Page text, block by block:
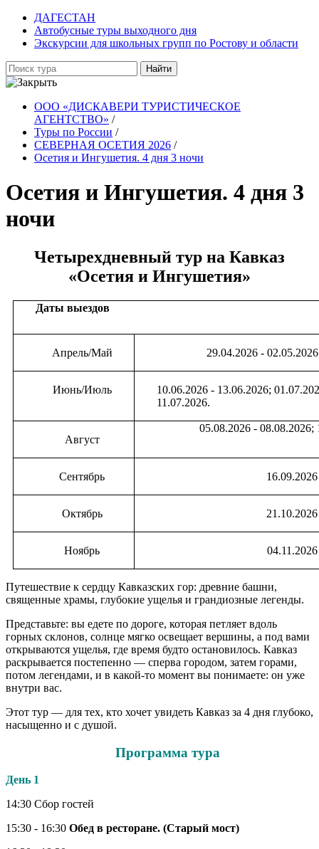
ДАГЕСТАН
Автобусные туры выходного дня
Экскурсии для школьных групп по Ростову и области
Найти
ООО «ДИСКАВЕРИ ТУРИСТИЧЕСКОЕ
АГЕНТСТВО» /
Туры по России /
СЕВЕРНАЯ ОСЕТИЯ 2026 /
Осетия и Ингушетия. 4 дня 3 ночи
Осетия и Ингушетия. 4 дня 3
ночи
Четырехдневный тур на Кавказ
«Осетия и Ингушетия»
Даты выездов
Апрель/Май 29.04.2026 -
Июнь/Июль
10.06.2026 - 13.06.2026;
11.07.2026.
Август
05.08.2026 -
Сентябрь
Октябрь
Ноябрь
Путешествие к сердцу Кавказских гор: древние башни,
священные храмы, глубокие ущелья и грандиозные легенды.
Представьте: вы едете по дороге, которая петляет вдоль
горных склонов, солнце мягко освещает вершины, а под вами
открываются ущелья, где время будто остановилось. Кавказ
раскрывается постепенно — сперва городом, затем горами,
потом легендами, и в какой-то момент вы понимаете: он уже
внутри вас.
Этот тур — для тех, кто хочет увидеть Кавказ за 4 дня глубоко,
насыщенно и с душой.
Программа тура
День 1
14:30 Сбор гостей
15:30 - 16:30 Обед в ресторане. (Старый мост)